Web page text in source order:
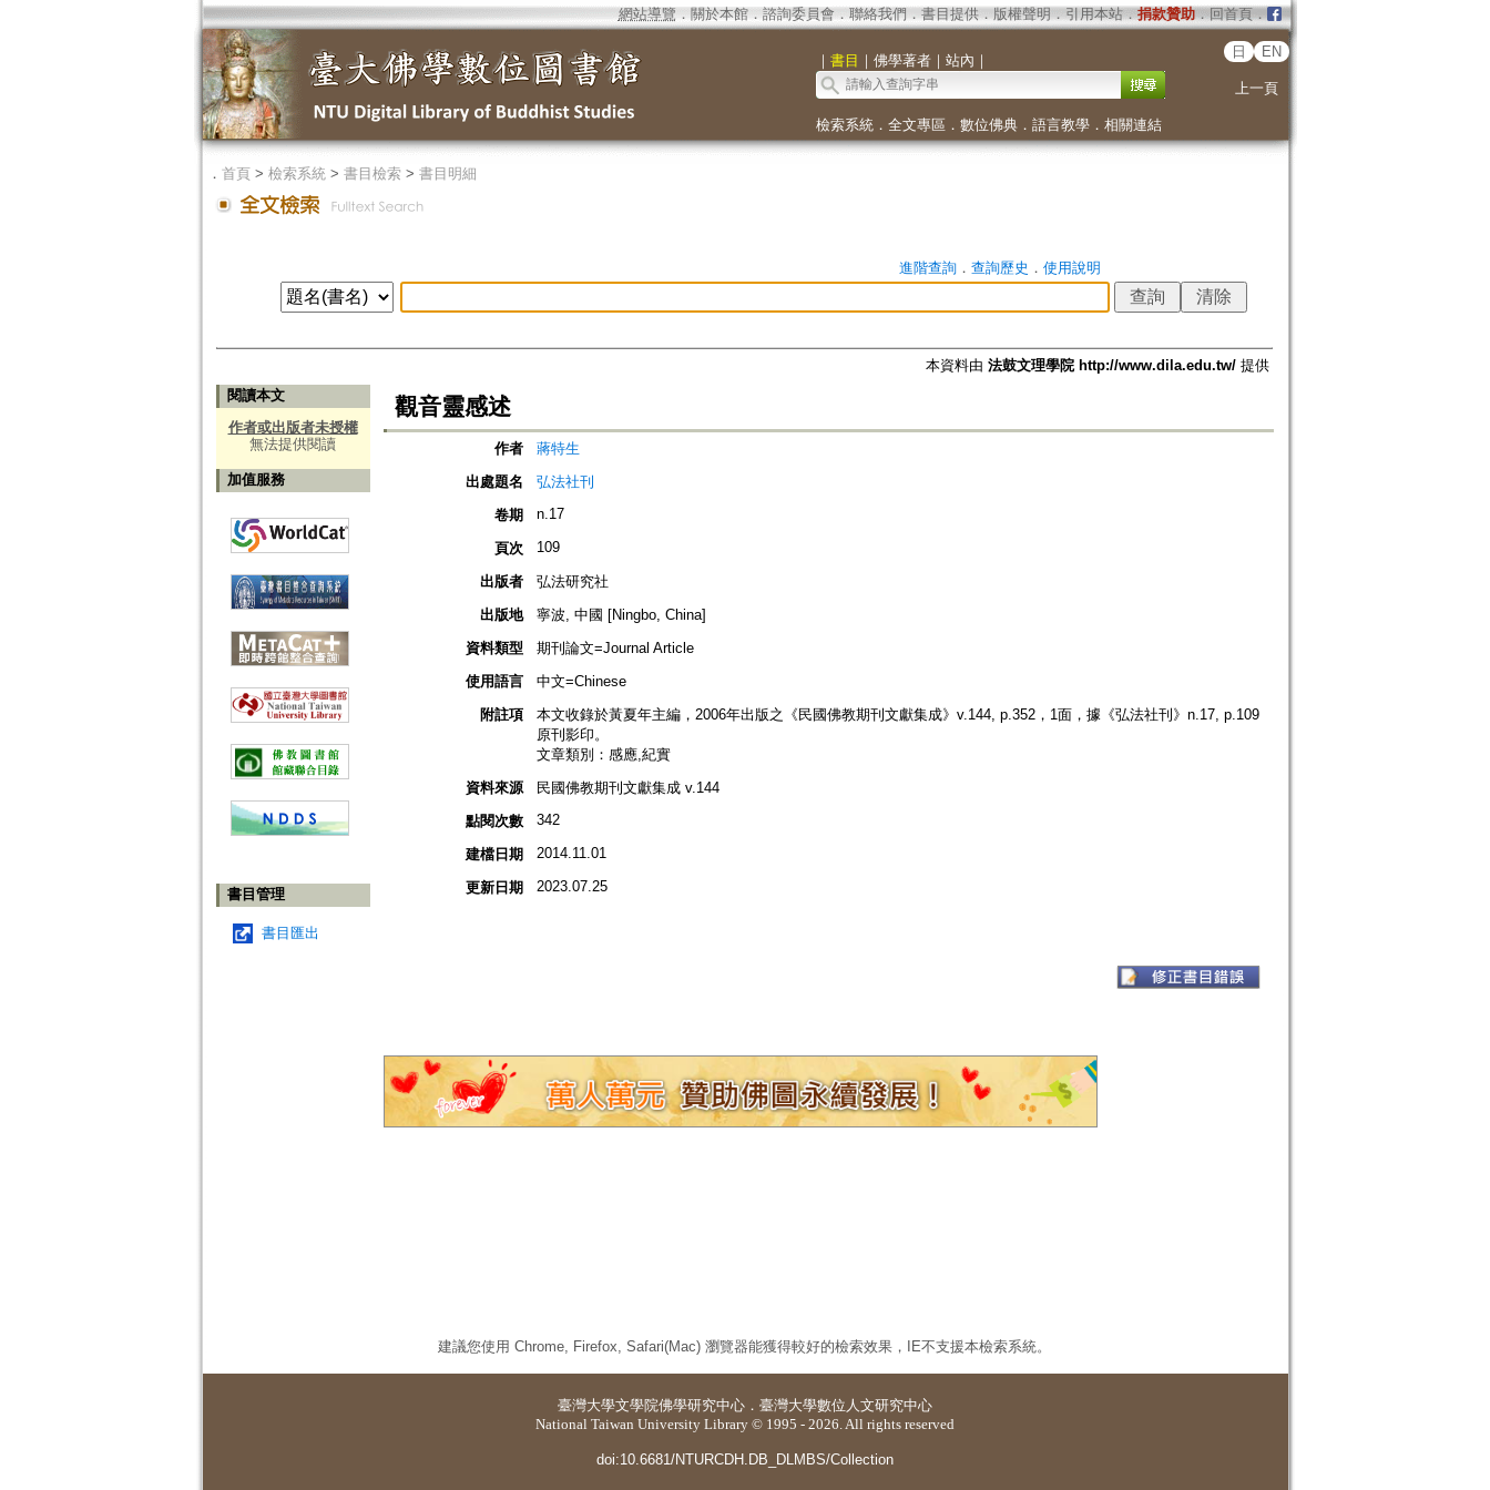
網站導覽 ． 關於本館． 諮詢委員會． 聯絡我們 ． 書目提供． 版權聲明 ． 引用本站． 捐款贊助．回首頁．
｜ 書目 ｜ 佛學著者｜ 站內 ｜
日 EN
上一頁
檢索系統． 全文專區 ． 數位佛典． 語言教學． 相關連結
． 首頁> 檢索系統> 書目檢索> 書目明細
進階查詢． 查詢歷史 ． 使用說明
本資料由 法鼓文理學院 http://www.dila.edu.tw/提供
閱讀本文
作者或出版者未授權
無法提供閱讀
加值服務
書目管理
書目匯出
觀音靈感述
作者
蔣特生
出處題名
弘法社刊
卷期
n.17
頁次 109
出版者
弘法研究社
出版地
寧波, 中國 [Ningbo, China]
資料類型
期刊論文=Journal Article
使用語言
中文=Chinese
附註項
本文收錄於黃夏年主編，2006年出版之《民國佛教期刊文獻集成》v.144, p.352，1面，據《弘法社刊》n.17, p.109
原刊影印。
文章類別：感應,紀實
資料來源
民國佛教期刊文獻集成 v.144
點閱次數
342
建檔日期 2014.11.01
更新日期 2023.07.25
建議您使用 Chrome, Firefox, Safari(Mac) 瀏覽器能獲得較好的檢索效果，IE不支援本檢索系統。
臺灣大學文學院佛學研究中心 ． 臺灣大學數位人文研究中心
National Taiwan University Library © 1995 - 2026. All rights reserved
doi:10.6681/NTURCDH.DB_DLMBS/Collection